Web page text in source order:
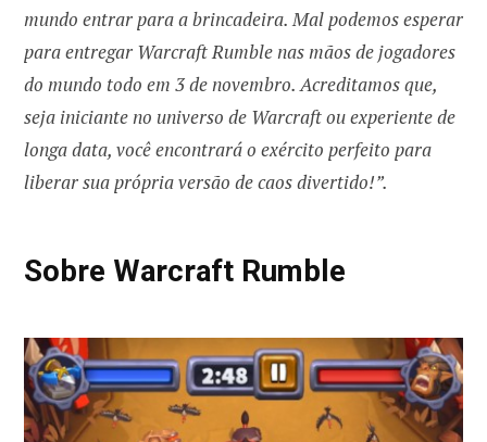
mundo entrar para a brincadeira. Mal podemos esperar
para entregar Warcraft Rumble nas mãos de jogadores
do mundo todo em 3 de novembro. Acreditamos que,
seja iniciante no universo de Warcraft ou experiente de
longa data, você encontrará o exército perfeito para
liberar sua própria versão de caos divertido!”.
Sobre Warcraft Rumble